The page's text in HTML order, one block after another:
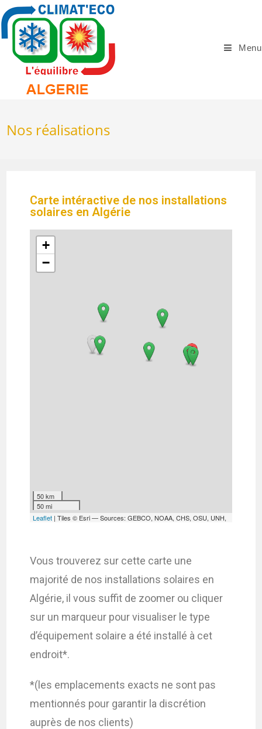
Menu
Nos réalisations
Carte intéractive de nos installations
solaires en Algérie
+
−
50 km
50 mi
Leaflet | Tiles © Esri — Sources: GEBCO, NOAA, CHS, OSU, UNH,
Vous trouverez sur cette carte une
majorité de nos installations solaires en
Algérie, il vous suffit de zoomer ou cliquer
sur un marqueur pour visualiser le type
d’équipement solaire a été installé à cet
endroit*.
*(les emplacements exacts ne sont pas
mentionnés pour garantir la discrétion
auprès de nos clients)